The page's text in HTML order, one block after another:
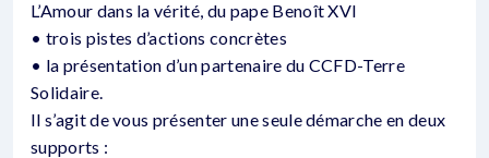
L’Amour dans la vérité, du pape Benoît XVI
• trois pistes d’actions concrètes
• la présentation d’un partenaire du CCFD-Terre
Solidaire.
Il s’agit de vous présenter une seule démarche en deux
supports :